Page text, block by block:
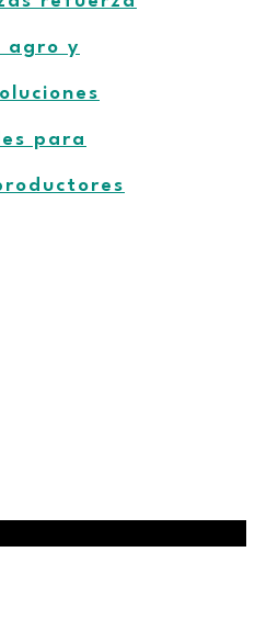
agro y
para